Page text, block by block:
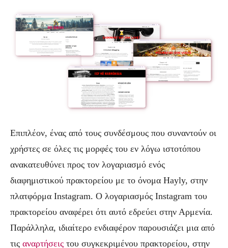
Επιπλέον, ένας από τους συνδέσμους που συναντούν οι
χρήστες σε όλες τις μορφές του εν λόγω ιστοτόπου
ανακατευθύνει προς τον λογαριασμό ενός
διαφημιστικού πρακτορείου με το όνομα Hayly, στην
πλατφόρμα Instagram. Ο λογαριασμός Instagram του
πρακτορείου αναφέρει ότι αυτό εδρεύει στην Αρμενία.
Παράλληλα, ιδιαίτερο ενδιαφέρον παρουσιάζει μια από
τις αναρτήσεις του συγκεκριμένου πρακτορείου, στην